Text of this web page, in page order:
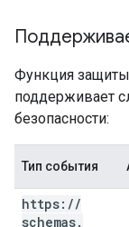
Функция
поддерживает
безопасности:
Тип события
https: //
schemas.